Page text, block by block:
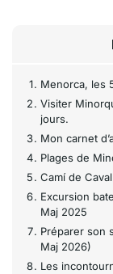
Menorca, les
Visiter
jours.
Mon carnet
Plages de
Camí de
Excursion
Maj 2025
Préparer son
Maj 2026)
Les